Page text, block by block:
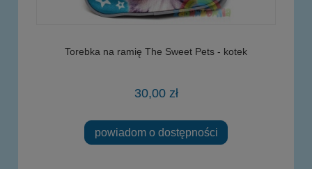
Torebka na ramię The Sweet Pets - kotek
30,00 zł
powiadom o dostępności